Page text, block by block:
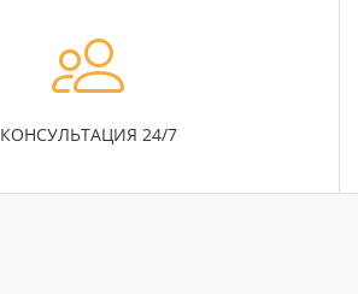
КОНСУЛЬТАЦИЯ 24/7